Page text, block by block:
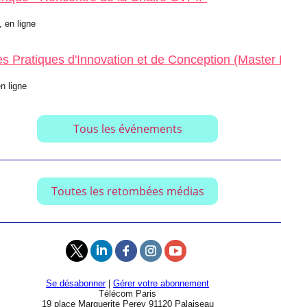
en ligne
Pratiques d'Innovation et de Conception (Master
ligne
Tous les événements
Toutes les retombées médias
Se désabonner| Gérer votre abonnement
Télécom Paris
19 place Marguerite Perey 91120 Palaiseau